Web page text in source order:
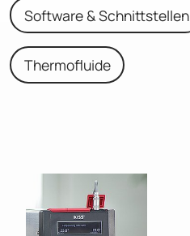
Software & Schnittstellen
Thermofluide